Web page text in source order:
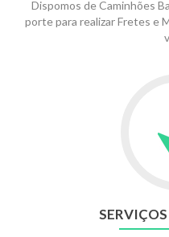
Dispomos de Caminhões
porte para realizar Fretes e